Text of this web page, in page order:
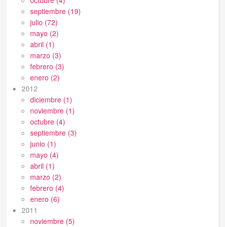
septiembre (19)
julio (72)
mayo (2)
abril (1)
marzo (3)
febrero (3)
enero (2)
2012
diciembre (1)
noviembre (1)
octubre (4)
septiembre (3)
junio (1)
mayo (4)
abril (1)
marzo (2)
febrero (4)
enero (6)
2011
noviembre (5)